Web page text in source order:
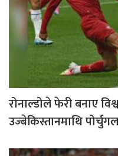
रोनाल्डोले फेरी बनाए
उज्बेकिस्तानमाथि